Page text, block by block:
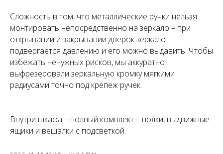
Сложность в том, что металлические ручки нельзя
монтировать непосредственно на зеркало – при
открывании и закрывании дверок зеркало
подвергается давлению и его можно выдавить. Чтобы
избежать ненужных рисков, мы аккуратно
выфрезеровали зеркальную кромку мягкими
радиусами точно под крепеж ручек.
Внутри шкафа – полный комплект – полки, выдвижные
ящики и вешалки с подсветкой.